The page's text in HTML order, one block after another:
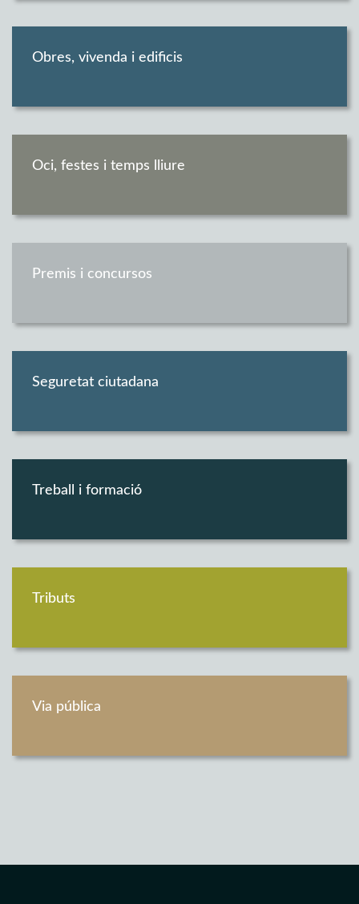
Obres, vivenda i edificis
Oci, festes i temps lliure
Premis i concursos
Seguretat ciutadana
Treball i formació
Tributs
Via pública